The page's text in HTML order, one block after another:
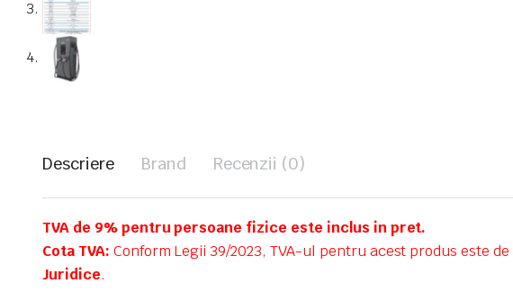
Descriere Brand Recenzii (0)
TVA de 9% pentru persoane fizice este inclus in pret.
Cota TVA: Conform Legii 39/2023, TVA-ul pentru acest produs este de
Juridice.